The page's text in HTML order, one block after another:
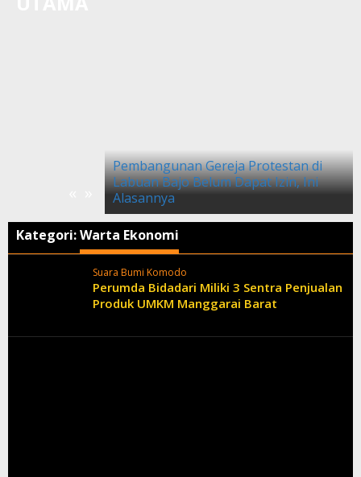
Pembangunan Gereja Protestan di
Labuan Bajo Belum Dapat Izin, Ini
Alasannya
Kategori:Warta Ekonomi
Suara Bumi Komodo
Perumda Bidadari Miliki 3 Sentra Penjualan
Produk UMKM Manggarai Barat